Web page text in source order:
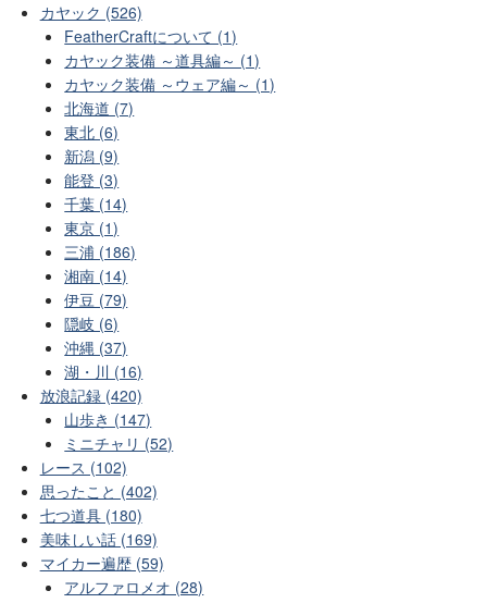
カヤック (526)
FeatherCraftについて (1)
カヤック装備 ～道具編～ (1)
カヤック装備 ～ウェア編～ (1)
北海道 (7)
東北 (6)
新潟 (9)
能登 (3)
千葉 (14)
東京 (1)
三浦 (186)
湘南 (14)
伊豆 (79)
隠岐 (6)
沖縄 (37)
湖・川 (16)
放浪記録 (420)
山歩き (147)
ミニチャリ (52)
レース (102)
思ったこと (402)
七つ道具 (180)
美味しい話 (169)
マイカー遍歴 (59)
アルファロメオ (28)